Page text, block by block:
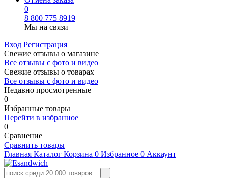
0
8 800 775 8919
Мы на связи
Вход Регистрация
Свежие отзывы о магазине
Все отзывы с фото и видео
Свежие отзывы о товарах
Все отзывы c фото и видео
Недавно просмотренные
0
Избранные товары
Перейти в избранное
0
Сравнение
Сравнить товары
Главная Каталог Корзина 0 Избранное 0 Аккаунт